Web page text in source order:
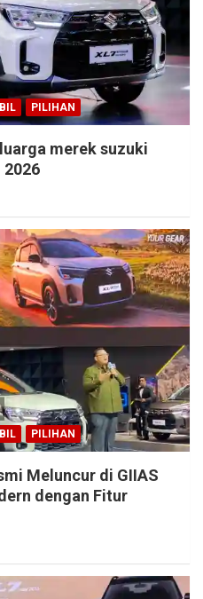
PILIHAN
merek suzuki
PILIHAN
Meluncur di GIIAS
dengan Fitur